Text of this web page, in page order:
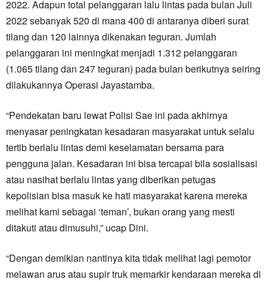
2022. Adapun total pelanggaran lalu lintas pada bulan Juli
2022 sebanyak 520 di mana 400 di antaranya diberi surat
tilang dan 120 lainnya dikenakan teguran. Jumlah
pelanggaran ini meningkat menjadi 1.312 pelanggaran
(1.065 tilang dan 247 teguran) pada bulan berikutnya seiring
dilakukannya Operasi Jayastamba.
“Pendekatan baru lewat Polisi Sae ini pada akhirnya
menyasar peningkatan kesadaran masyarakat untuk selalu
tertib berlalu lintas demi keselamatan bersama para
pengguna jalan. Kesadaran ini bisa tercapai bila sosialisasi
atau nasihat berlalu lintas yang diberikan petugas
kepolisian bisa masuk ke hati masyarakat karena mereka
melihat kami sebagai ‘teman’, bukan orang yang mesti
ditakuti atau dimusuhi,” ucap Dini.
“Dengan demikian nantinya kita tidak melihat lagi pemotor
melawan arus atau supir truk memarkir kendaraan mereka di